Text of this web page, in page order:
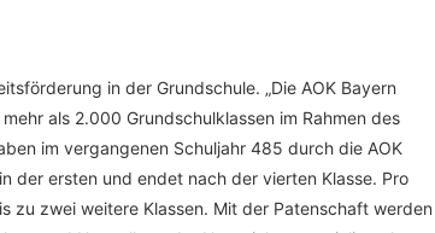
in der Grundschule. „Die AOK Bayern
als 2.000 Grundschulklassen im Rahmen des
im vergangenen Schuljahr 485 durch die AOK
der ersten und endet nach der vierten Klasse. Pro
zu zwei weitere Klassen. Mit der Patenschaft werden